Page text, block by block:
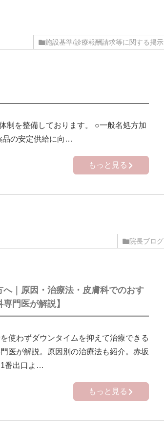
施設基準/診療報酬請求等に関する掲示
制を整備しております。 ○一般名処方加
品の安定供給に向…
もっと見る
院長ブログ
｜原因・治療法・皮膚科でのおす
門医が解説】
使わずダウンタイムを抑えて治療できる
医が解説。原因別の治療法も紹介。赤坂
1番出口よ…
もっと見る